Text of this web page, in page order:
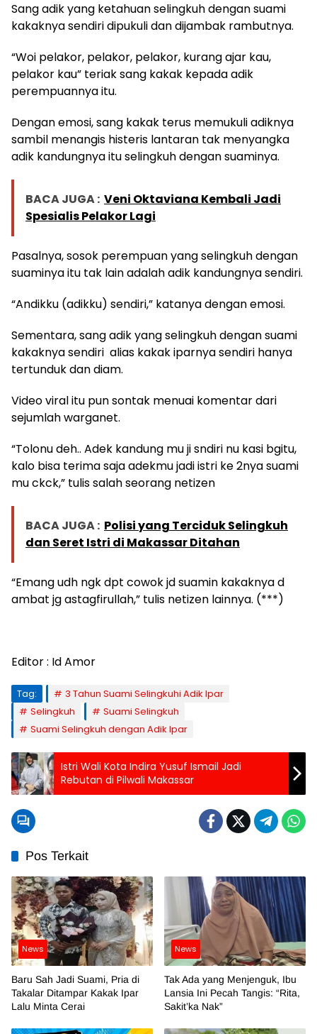
Sang adik yang ketahuan selingkuh dengan suami
kakaknya sendiri dipukuli dan dijambak rambutnya.
“Woi pelakor, pelakor, pelakor, kurang ajar kau,
pelakor kau” teriak sang kakak kepada adik
perempuannya itu.
Dengan emosi, sang kakak terus memukuli adiknya
sambil menangis histeris lantaran tak menyangka
adik kandungnya itu selingkuh dengan suaminya.
BACA JUGA : Veni Oktaviana Kembali Jadi
Spesialis Pelakor Lagi
Pasalnya, sosok perempuan yang selingkuh dengan
suaminya itu tak lain adalah adik kandungnya sendiri.
“Andikku (adikku) sendiri,” katanya dengan emosi.
Sementara, sang adik yang selingkuh dengan suami
kakaknya sendiri alias kakak iparnya sendiri hanya
tertunduk dan diam.
Video viral itu pun sontak menuai komentar dari
sejumlah warganet.
“Tolonu deh.. Adek kandung mu ji sndiri nu kasi bgitu,
kalo bisa terima saja adekmu jadi istri ke 2nya suami
mu ckck,” tulis salah seorang netizen
BACA JUGA : Polisi yang Terciduk Selingkuh
dan Seret Istri di Makassar Ditahan
“Emang udh ngk dpt cowok jd suamin kakaknya d
ambat jg astagfirullah,” tulis netizen lainnya. (***)
Editor : Id Amor
Tag:
3 Tahun Suami Selingkuhi Adik Ipar
Selingkuh
Suami Selingkuh
Suami Selingkuh dengan Adik Ipar
Istri Wali Kota Indira Yusuf Ismail Jadi
Rebutan di Pilwali Makassar
Pos Terkait
News
Baru Sah Jadi Suami, Pria di
Takalar Ditampar Kakak Ipar
Lalu Minta Cerai
News
Tak Ada yang Menjenguk, Ibu
Lansia Ini Pecah Tangis: “Rita,
Sakit’ka Nak”